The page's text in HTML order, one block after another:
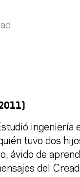
ingeniería
tuvo dos
ávido de
del